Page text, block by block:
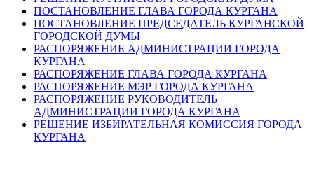
ПОСТАНОВЛЕНИЕ ГЛАВА ГОРОДА КУРГАНА
ПОСТАНОВЛЕНИЕ ПРЕДСЕДАТЕЛЬ КУРГАНСКОЙ
ГОРОДСКОЙ ДУМЫ
РАСПОРЯЖЕНИЕ АДМИНИСТРАЦИИ ГОРОДА
КУРГАНА
РАСПОРЯЖЕНИЕ ГЛАВА ГОРОДА КУРГАНА
РАСПОРЯЖЕНИЕ МЭР ГОРОДА КУРГАНА
РАСПОРЯЖЕНИЕ РУКОВОДИТЕЛЬ
АДМИНИСТРАЦИИ ГОРОДА КУРГАНА
РЕШЕНИЕ ИЗБИРАТЕЛЬНАЯ КОМИССИЯ ГОРОДА
КУРГАНА